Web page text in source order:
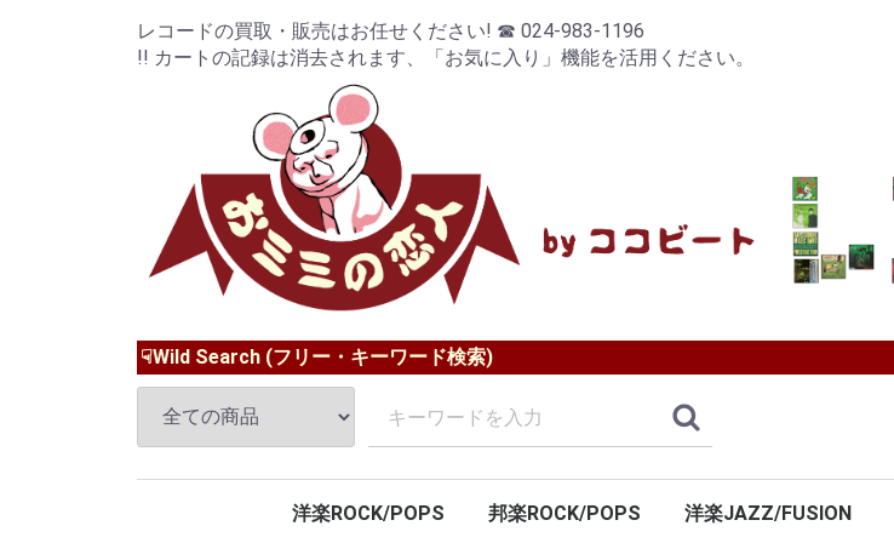
レコードの買取・販売はお任せください! ☎ 024-983-1196
!! カートの記録は消去されます、「お気に入り」機能を活用ください。
☟Wild Search (フリー・キーワード検索)
洋楽ROCK/POPS 邦楽ROCK/POPS 洋楽JAZZ/FUSION